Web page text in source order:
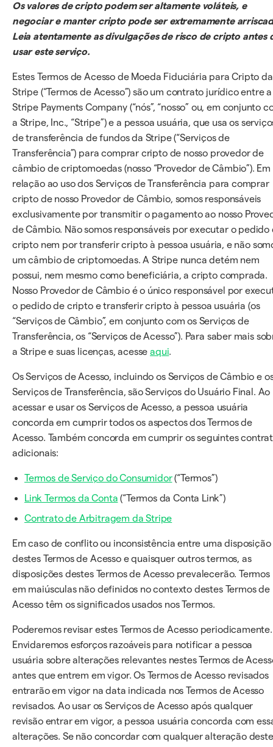
Os valores de cripto podem ser altamente voláteis, e
negociar e manter cripto pode ser extremamente
Leia atentamente as divulgações de risco de cripto antes
usar este serviço.
Estes Termos de Acesso de Moeda Fiduciária para Cripto da
Stripe (“Termos de Acesso”) são um contrato jurídico entre a
Stripe Payments Company (“nós”, “nosso” ou, em conjunto
a Stripe, Inc., “Stripe”) e a pessoa usuária, que usa os
de transferência de fundos da Stripe (“Serviços de
Transferência”) para comprar cripto de nosso provedor de
câmbio de criptomoedas (nosso “Provedor de Câmbio”). Em
relação ao uso dos Serviços de Transferência para comprar
cripto de nosso Provedor de Câmbio, somos responsáveis
exclusivamente por transmitir o pagamento ao nosso
de Câmbio. Não somos responsáveis por executar o pedido
cripto nem por transferir cripto à pessoa usuária, e não
um câmbio de criptomoedas. A Stripe nunca detém nem
possui, nem mesmo como beneficiária, a cripto comprada.
Nosso Provedor de Câmbio é o único responsável por
o pedido de cripto e transferir cripto à pessoa usuária (os
“Serviços de Câmbio”, em conjunto com os Serviços de
Transferência, os “Serviços de Acesso”). Para saber mais
a Stripe e suas licenças, acesseaqui.
Os Serviços de Acesso, incluindo os Serviços de Câmbio e
Serviços de Transferência, são Serviços do Usuário Final. Ao
acessar e usar os Serviços de Acesso, a pessoa usuária
concorda em cumprir todos os aspectos dos Termos de
Acesso. Também concorda em cumprir os seguintes
adicionais:
Termos de Serviço do Consumidor(“Termos”)
Link Termos da Conta (“Termos da Conta Link”)
Contrato de Arbitragem da Stripe
Em caso de conflito ou inconsistência entre uma disposição
destes Termos de Acesso e quaisquer outros termos, as
disposições destes Termos de Acesso prevalecerão. Termos
em maiúsculas não definidos no contexto destes Termos de
Acesso têm os significados usados nos Termos.
Poderemos revisar estes Termos de Acesso periodicamente.
Envidaremos esforços razoáveis para notificar a pessoa
usuária sobre alterações relevantes nestes Termos de
antes que entrem em vigor. Os Termos de Acesso revisados
entrarão em vigor na data indicada nos Termos de Acesso
revisados. Ao usar os Serviços de Acesso após qualquer
revisão entrar em vigor, a pessoa usuária concorda com
alterações. Se não concordar com qualquer alteração